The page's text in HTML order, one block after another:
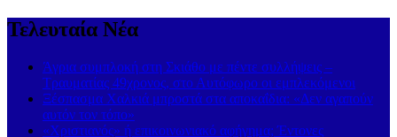
Τελευταία Νέα
Άγρια συμπλοκή στη Σκιάθο με πέντε συλλήψεις –
Τραυματίας 49χρονος, στο Αυτόφωρο οι εμπλεκόμενοι
Ξέσπασμα Χαλκιά μπροστά στα αποκαΐδια: «Δεν αγαπούν
αυτόν τον τόπο»
«Χριστιανός» ή επικοινωνιακό αφήγημα; Έντονες